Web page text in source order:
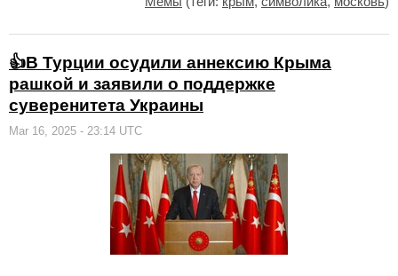
👍В Турции осудили аннексию Крыма
рашкой и заявили о поддержке
суверенитета Украины
Mar 16, 2025 - 23:14 UTC